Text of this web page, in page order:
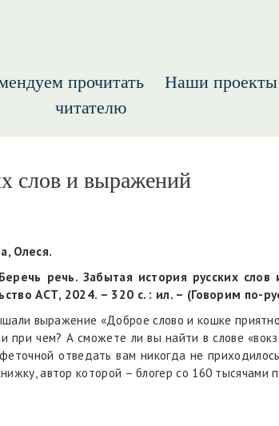
прочитать Наши проекты
читателю
слов и выражений
Олеся.
речь. Забытая история русских слов
АСТ, 2024. – 320 с. : ил. – (Говорим по-
выражение «Доброе слово и кошке
при чем? А сможете ли вы найти в слове
отведать вам никогда не
автор которой – блогер со 160 тысячами